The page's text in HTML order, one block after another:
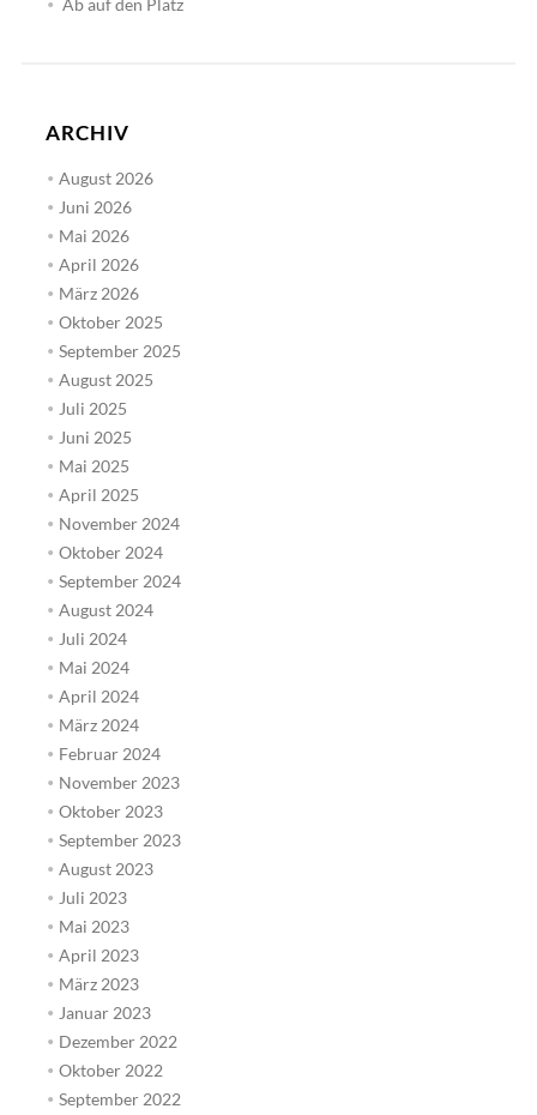
ARCHIV
August 2026
Juni 2026
Mai 2026
April 2026
März 2026
Oktober 2025
September 2025
August 2025
Juli 2025
Juni 2025
Mai 2025
April 2025
November 2024
Oktober 2024
September 2024
August 2024
Juli 2024
Mai 2024
April 2024
März 2024
Februar 2024
November 2023
Oktober 2023
September 2023
August 2023
Juli 2023
Mai 2023
April 2023
März 2023
Januar 2023
Dezember 2022
Oktober 2022
September 2022